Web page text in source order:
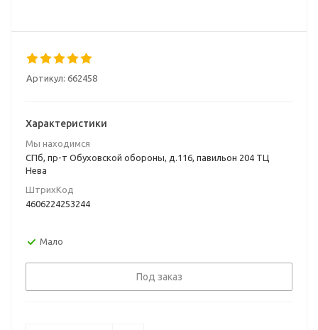
Артикул: 662458
Характеристики
Мы находимся
СПб, пр-т Обуховской обороны, д.116, павильон 204 ТЦ
Нева
ШтрихКод
4606224253244
Мало
Под заказ